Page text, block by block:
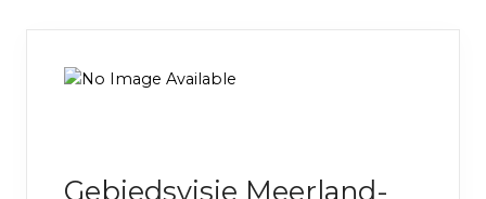
Gebiedsvisie Meerland-